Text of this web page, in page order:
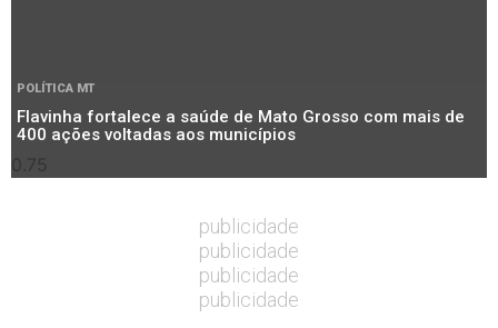
POLÍTICA MT
Flavinha fortalece a saúde de Mato Grosso com mais de
400 ações voltadas aos municípios
publicidade
publicidade
publicidade
publicidade